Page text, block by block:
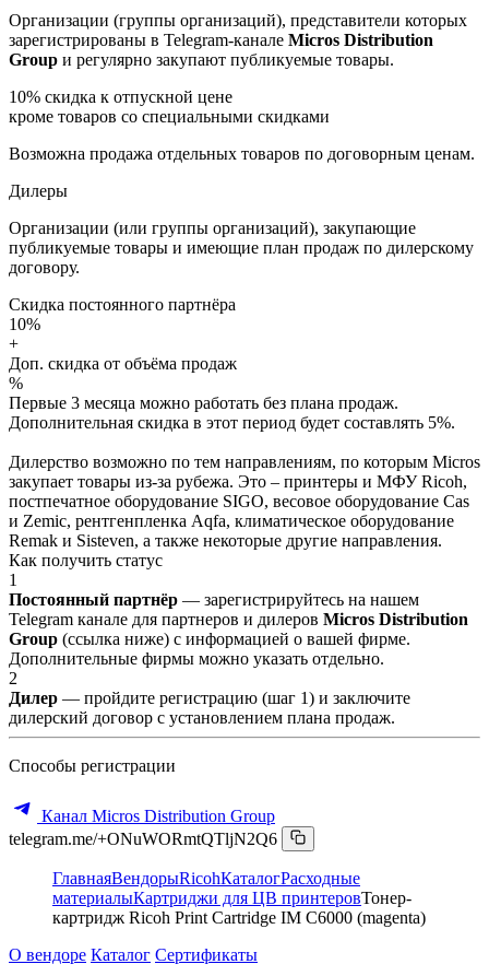
Организации (группы организаций), представители которых
зарегистрированы в Telegram-канале Micros Distribution
Group и регулярно закупают публикуемые товары.
10% скидка к отпускной цене
кроме товаров со специальными скидками
Возможна продажа отдельных товаров по договорным ценам.
Дилеры
Организации (или группы организаций), закупающие
публикуемые товары и имеющие план продаж по дилерскому
договору.
Скидка постоянного партнёра
10%
+
Доп. скидка от объёма продаж
%
Первые 3 месяца можно работать без плана продаж.
Дополнительная скидка в этот период будет составлять 5%.
Дилерство возможно по тем направлениям, по которым Micros
закупает товары из-за рубежа. Это – принтеры и МФУ Ricoh,
постпечатное оборудование SIGO, весовое оборудование Cas
и Zemic, рентгенпленка Aqfa, климатическое оборудование
Remak и Sisteven, а также некоторые другие направления.
Как получить статус
1
Постоянный партнёр — зарегистрируйтесь на нашем
Telegram канале для партнеров и дилеров Micros Distribution
Group (ссылка ниже) с информацией о вашей фирме.
Дополнительные фирмы можно указать отдельно.
2
Дилер — пройдите регистрацию (шаг 1) и заключите
дилерский договор с установлением плана продаж.
Способы регистрации
Канал Micros Distribution Group
telegram.me/+ONuWORmtQTljN2Q6
ГлавнаяВендорыRicohКаталогРасходные
материалыКартриджи для ЦВ принтеровТонер-
картридж Ricoh Print Cartridge IM C6000 (magenta)
О вендоре Каталог Сертификаты